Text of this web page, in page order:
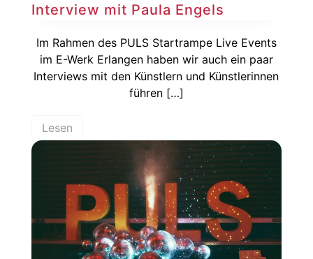
Interview mit Paula Engels
Im Rahmen des PULS Startrampe Live Events
im E-Werk Erlangen haben wir auch ein paar
Interviews mit den Künstlern und Künstlerinnen
führen […]
Lesen